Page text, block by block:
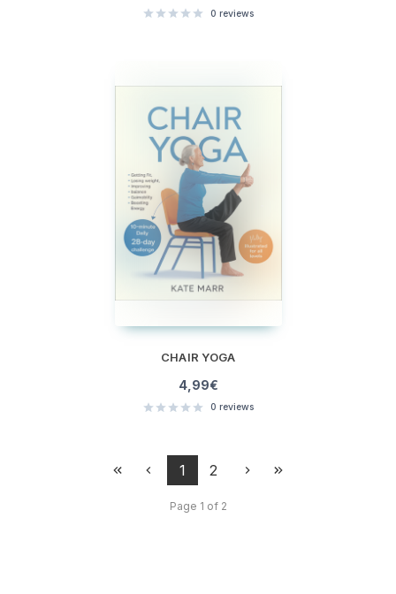
0 reviews
CHAIR YOGA
4,99€
0 reviews
1 2
Page 1 of 2